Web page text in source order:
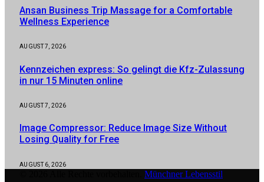
Ansan Business Trip Massage for a Comfortable
Wellness Experience
AUGUST 7, 2026
Kennzeichen express: So gelingt die Kfz-Zulassung
in nur 15 Minuten online
AUGUST 7, 2026
Image Compressor: Reduce Image Size Without
Losing Quality for Free
AUGUST 6, 2026
Münchner Lebensstil